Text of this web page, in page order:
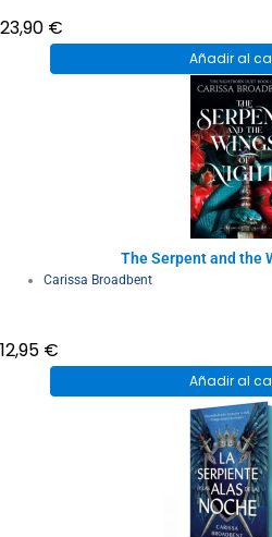
23,90 €
Añadir al
The Serpent and the
Carissa Broadbent
12,95 €
Añadir al